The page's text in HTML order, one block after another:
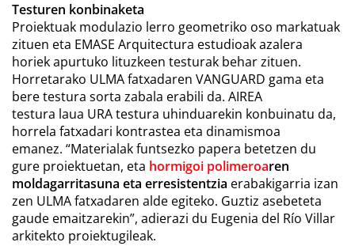
Testuren konbinaketa
Proiektuak modulazio lerro geometriko oso markatuak
zituen eta EMASE Arquitectura estudioak azalera
horiek apurtuko lituzkeen testurak behar zituen.
Horretarako ULMA fatxadaren VANGUARD gama eta
bere testura sorta zabala erabili da. AIREA
testura laua URA testura uhinduarekin konbuinatu da,
horrela fatxadari kontrastea eta dinamismoa
emanez. “Materialak funtsezko papera betetzen du
gure proiektuetan, eta hormigoi polimeroaren
moldagarritasuna eta erresistentzia erabakigarria izan
zen ULMA fatxadaren alde egiteko. Guztiz asebeteta
gaude emaitzarekin”, adierazi du Eugenia del Río Villar
arkitekto proiektugileak.